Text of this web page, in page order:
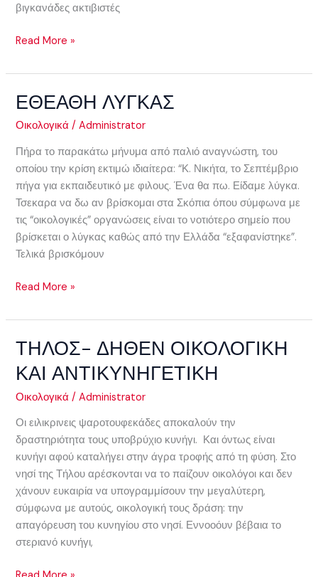
βιγκανάδες ακτιβιστές
Read More »
ΕΘΕΑΘΗ ΛΥΓΚΑΣ
Οικολογικά /Administrator
Πήρα το παρακάτω μήνυμα από παλιό αναγνώστη, του
οποίου την κρίση εκτιμώ ιδιαίτερα: “Κ. Νικήτα, το Σεπτέμβριο
πήγα για εκπαιδευτικό με φιλους. Ένα θα πω. Είδαμε λύγκα.
Τσεκαρα να δω αν βρίσκομαι στα Σκόπια όπου σύμφωνα με
τις “οικολογικές” οργανώσεις είναι το νοτιότερο σημείο που
βρίσκεται ο λύγκας καθώς από την Ελλάδα “εξαφανίστηκε”.
Τελικά βρισκόμουν
ΕΘΕΑΘΗ
Read More »
ΤΗΛΟΣ- ΔΗΘΕΝ ΟΙΚΟΛΟΓΙΚΗ
ΚΑΙ ΑΝΤΙΚΥΝΗΓΕΤΙΚΗ
Οικολογικά /Administrator
Οι ειλικρινεις ψαροτουφεκάδες αποκαλούν την
δραστηριότητα τους υποβρύχιο κυνήγι. Και όντως είναι
κυνήγι αφού καταλήγει στην άγρα τροφής από τη φύση. Στο
νησί της Τήλου αρέσκονται να το παίζουν οικολόγοι και δεν
χάνουν ευκαιρία να υπογραμμίσουν την μεγαλύτερη,
σύμφωνα με αυτούς, οικολογική τους δράση: την
απαγόρευση του κυνηγίου στο νησί. Εννοοόυν βέβαια το
στεριανό κυνήγι,
ΤΗΛΟΣ-
ΟΙΚΟΛΟΓΙΚΗ
ΚΑΙ